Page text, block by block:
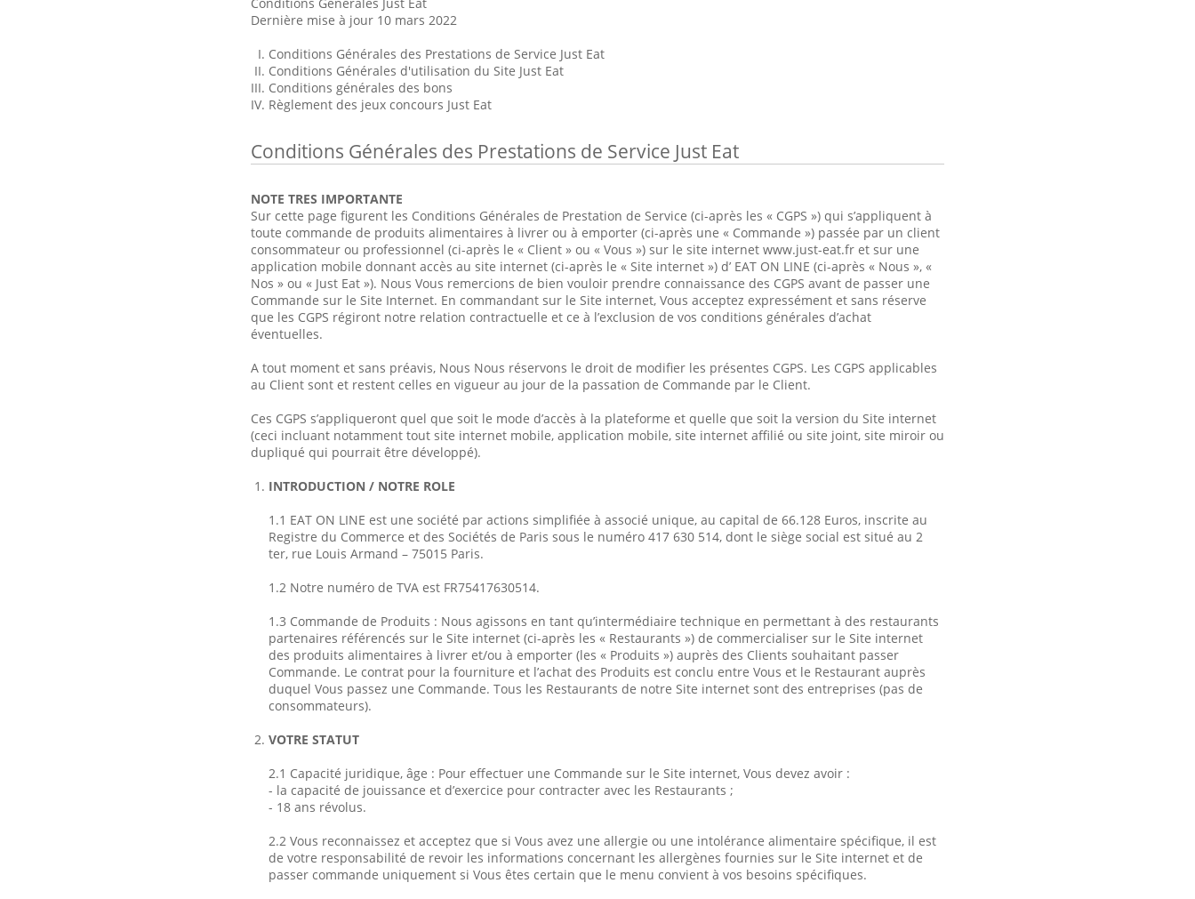
Dernière mise à jour 10 mars 2022
Conditions Générales des Prestations de Service Just Eat
Conditions Générales d'utilisation du Site Just Eat
Conditions générales des bons
Règlement des jeux concours Just Eat
Conditions Générales des Prestations de Service Just Eat
NOTE TRES IMPORTANTE
Sur cette page figurent les Conditions Générales de Prestation de Service (ci-après les « CGPS ») qui s’appliquent à
toute commande de produits alimentaires à livrer ou à emporter (ci-après une « Commande ») passée par un client
consommateur ou professionnel (ci-après le « Client » ou « Vous ») sur le site internet www.just-eat.fr et sur une
application mobile donnant accès au site internet (ci-après le « Site internet ») d’ EAT ON LINE (ci-après « Nous », «
Nos » ou « Just Eat »). Nous Vous remercions de bien vouloir prendre connaissance des CGPS avant de passer une
Commande sur le Site Internet. En commandant sur le Site internet, Vous acceptez expressément et sans réserve
que les CGPS régiront notre relation contractuelle et ce à l’exclusion de vos conditions générales d’achat
éventuelles.
A tout moment et sans préavis, Nous Nous réservons le droit de modifier les présentes CGPS. Les CGPS applicables
au Client sont et restent celles en vigueur au jour de la passation de Commande par le Client.
Ces CGPS s’appliqueront quel que soit le mode d’accès à la plateforme et quelle que soit la version du Site internet
(ceci incluant notamment tout site internet mobile, application mobile, site internet affilié ou site joint, site miroir ou
dupliqué qui pourrait être développé).
INTRODUCTION / NOTRE ROLE
1.1 EAT ON LINE est une société par actions simplifiée à associé unique, au capital de 66.128 Euros, inscrite au
Registre du Commerce et des Sociétés de Paris sous le numéro 417 630 514, dont le siège social est situé au 2
ter, rue Louis Armand – 75015 Paris.
1.2 Notre numéro de TVA est FR75417630514.
1.3 Commande de Produits : Nous agissons en tant qu’intermédiaire technique en permettant à des restaurants
partenaires référencés sur le Site internet (ci-après les « Restaurants ») de commercialiser sur le Site internet
des produits alimentaires à livrer et/ou à emporter (les « Produits ») auprès des Clients souhaitant passer
Commande. Le contrat pour la fourniture et l’achat des Produits est conclu entre Vous et le Restaurant auprès
duquel Vous passez une Commande. Tous les Restaurants de notre Site internet sont des entreprises (pas de
consommateurs).
VOTRE STATUT
2.1 Capacité juridique, âge : Pour effectuer une Commande sur le Site internet, Vous devez avoir :
- la capacité de jouissance et d’exercice pour contracter avec les Restaurants ;
- 18 ans révolus.
2.2 Vous reconnaissez et acceptez que si Vous avez une allergie ou une intolérance alimentaire spécifique, il est
de votre responsabilité de revoir les informations concernant les allergènes fournies sur le Site internet et de
passer commande uniquement si Vous êtes certain que le menu convient à vos besoins spécifiques.